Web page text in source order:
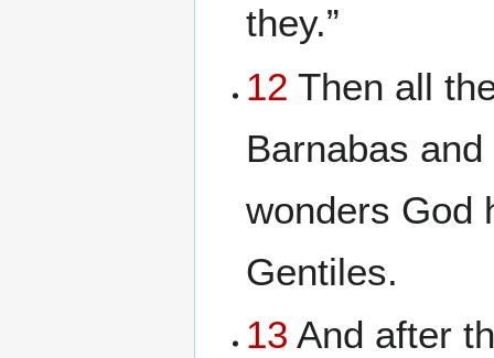
they.”
12 Then all
Barnabas
wonders God
Gentiles.
13 And after